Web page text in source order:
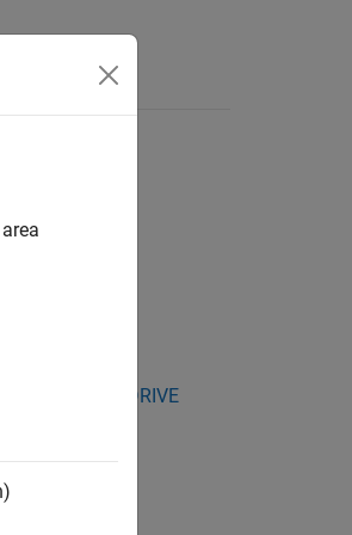
and NVIDIA DRIVE